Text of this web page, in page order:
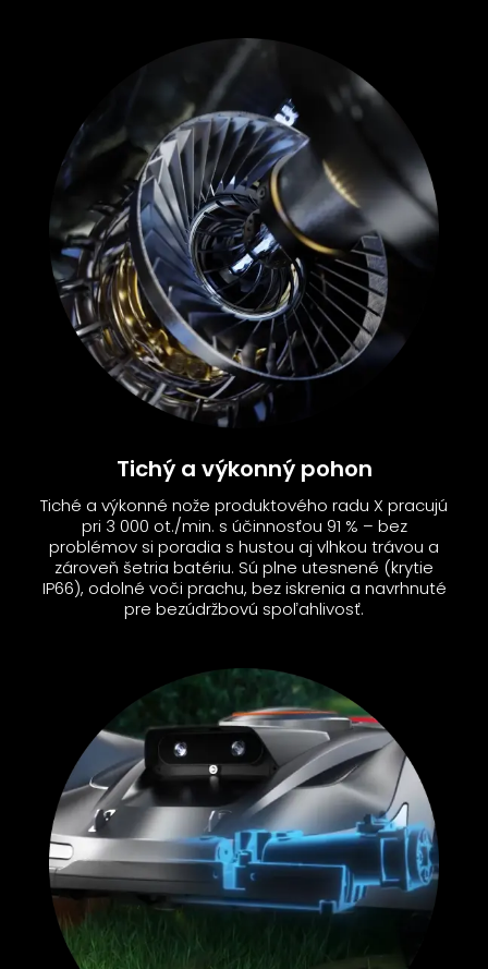
Tichý a výkonný pohon
Tiché a výkonné nože produktového radu X pracujú
pri 3 000 ot./min. s účinnosťou 91 % – bez
problémov si poradia s hustou aj vlhkou trávou a
zároveň šetria batériu. Sú plne utesnené (krytie
IP66), odolné voči prachu, bez iskrenia a navrhnuté
pre bezúdržbovú spoľahlivosť.